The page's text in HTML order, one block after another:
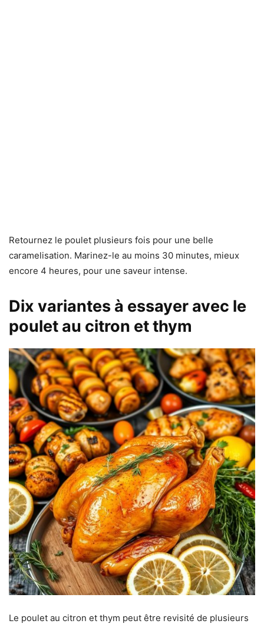
Retournez le poulet plusieurs fois pour une belle
caramelisation. Marinez-le au moins 30 minutes, mieux
encore 4 heures, pour une saveur intense.
Dix variantes à essayer avec le
poulet au citron et thym
Le poulet au citron et thym peut être revisité de plusieurs